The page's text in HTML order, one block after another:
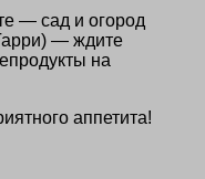
— сад и огород
— ждите
на
аппетита!